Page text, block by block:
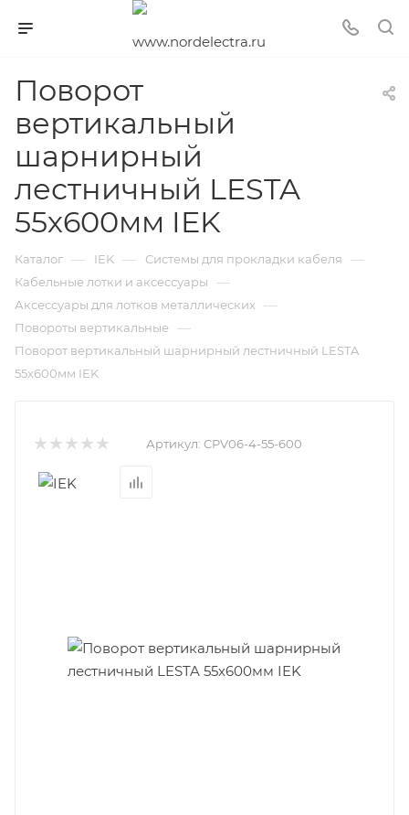
Поворот
вертикальный
шарнирный
лестничный LESTA
55х600мм IEK
Каталог — IEK — Системы для прокладки кабеля —
Кабельные лотки и аксессуары —
Аксессуары для лотков металлических —
Повороты вертикальные —
Поворот вертикальный шарнирный лестничный LESTA
55х600мм IEK
Артикул: CPV06-4-55-600